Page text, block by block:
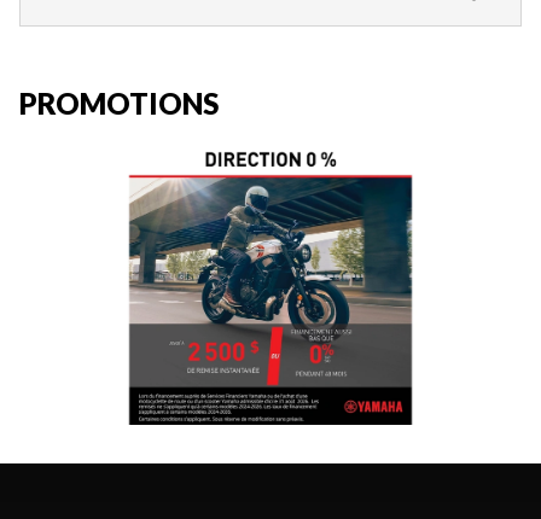
PROMOTIONS